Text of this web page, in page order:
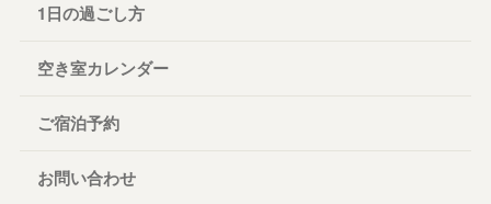
1日の過ごし方
空き室カレンダー
ご宿泊予約
お問い合わせ